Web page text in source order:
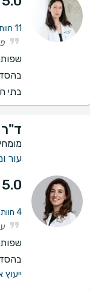
11 חוות דעת על הסרת כתמים (פנים, מחשוף, כפות ידיים)
בתי
ד"ר
עור
5.0
4 חוות דעת על הסרת כתמים (פנים, מחשוף, כפות ידיים)
ייעוץ